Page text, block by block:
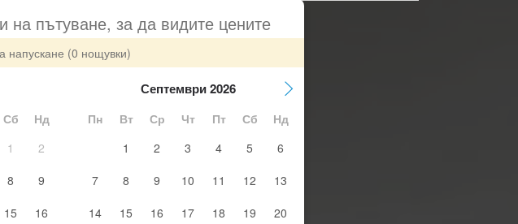
на пътуване, за да видите цените
напускане (0 нощувки)
Сб
Нд
1
2
8
9
15
16
Септември 2026
Пн Вт Ср Чт Пт Сб
Нд
1
2 3 4 5
6
7
8 9 10 11 12
13
14
15 16 17 18 19
20